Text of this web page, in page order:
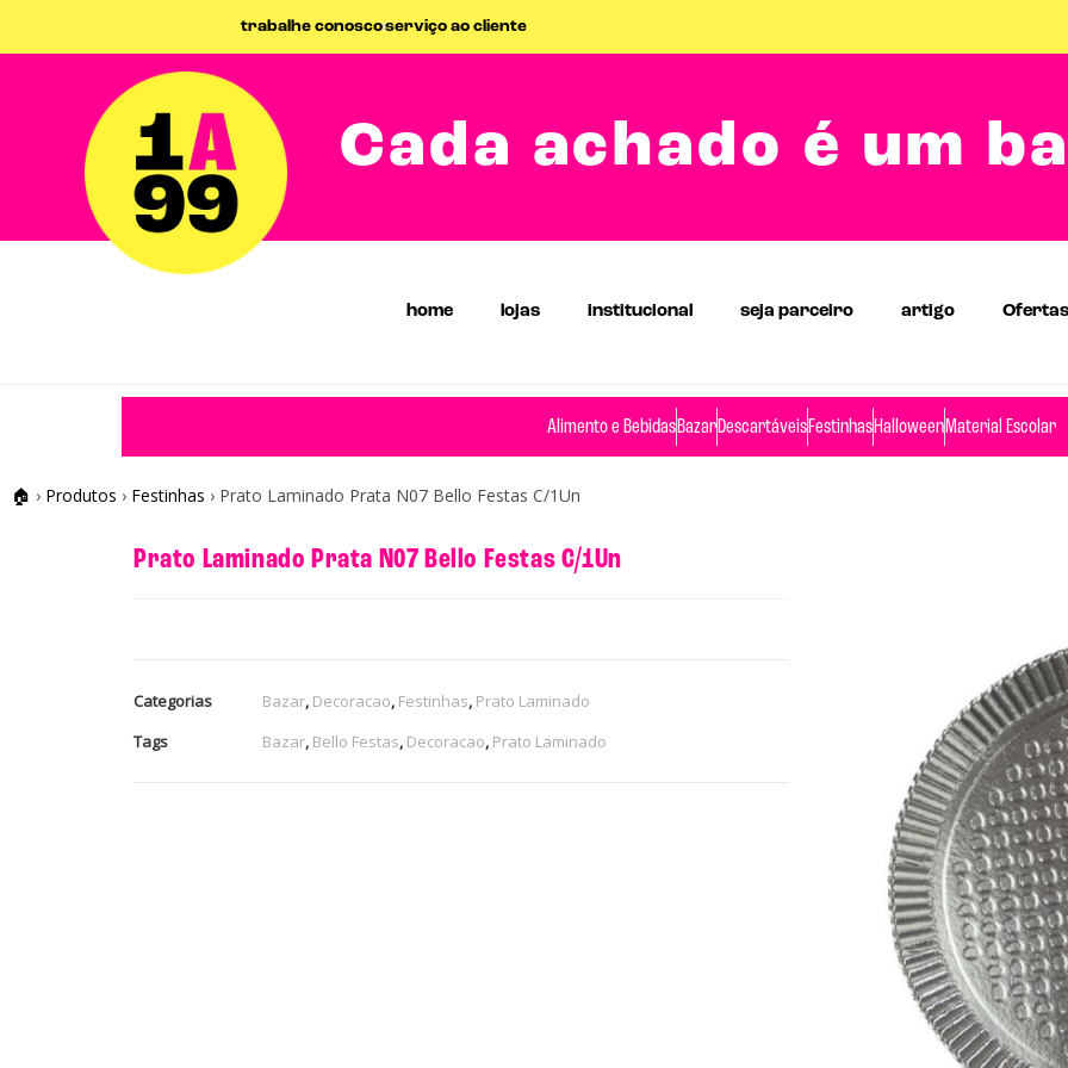
trabalhe conoscoserviço ao cliente
Cada achado é um
home lojas institucional seja parceiro artigo Ofertas
Alimento e BebidasBazarDescartáveisFestinhasHalloweenMaterial Escolar
🏠 › Produtos › Festinhas › Prato Laminado Prata N07 Bello Festas C/1Un
Prato Laminado Prata N07 Bello Festas C/1Un
Categorias Bazar, Decoracao, Festinhas, Prato Laminado
Tags
Bazar, Bello Festas, Decoracao, Prato Laminado